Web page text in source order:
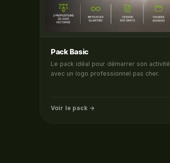
Pack Basic
Le pack idéal pour démarrer son activité
avec un logo professionnel pas cher.
Voir le pack →